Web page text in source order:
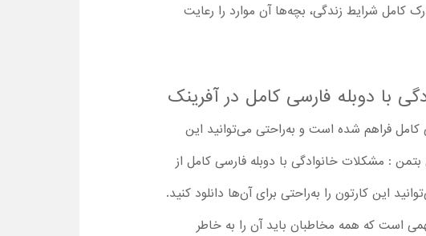
کامل شرایط زندگی، بچه‌ها آن موارد را رعایت
با دوبله فارسی کامل در آفرینک
لگو دی سی بتمن : مشکلات خانوادگی 2019 با دوبله فارسی کامل فراهم شده است و به‌راحتی می‌توانید این
: مشکلات خانوادگی با دوبله فارسی کامل از
این کارتون را به‌راحتی برای آن‌ها دانلود کنید.
است که همه مخاطبان باید آن را به خاطر